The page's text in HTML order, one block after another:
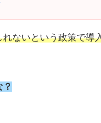
れないという政策で導